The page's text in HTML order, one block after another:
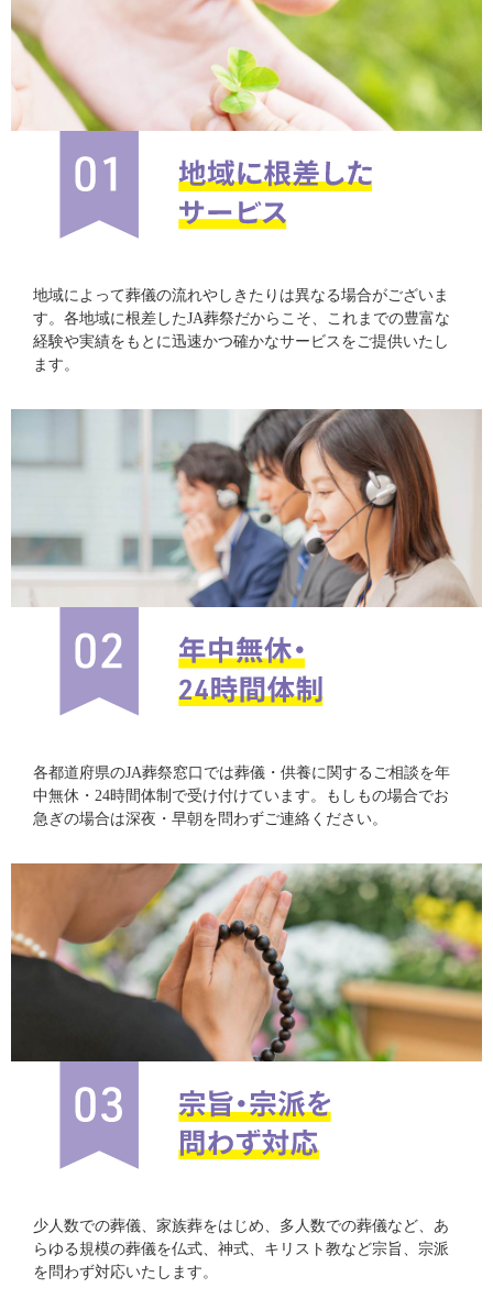
地域によって葬儀の流れやしきたりは異なる場合がございま
す。各地域に根差したJA葬祭だからこそ、これまでの豊富な
経験や実績をもとに迅速かつ確かなサービスをご提供いたし
ます。
各都道府県のJA葬祭窓口では葬儀・供養に関するご相談を年
中無休・24時間体制で受け付けています。もしもの場合でお
急ぎの場合は深夜・早朝を問わずご連絡ください。
少人数での葬儀、家族葬をはじめ、多人数での葬儀など、あ
らゆる規模の葬儀を仏式、神式、キリスト教など宗旨、宗派
を問わず対応いたします。